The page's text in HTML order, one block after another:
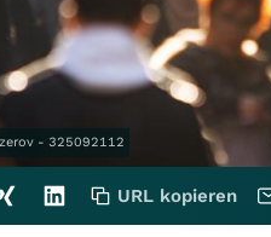
- 325092112
URL kopieren